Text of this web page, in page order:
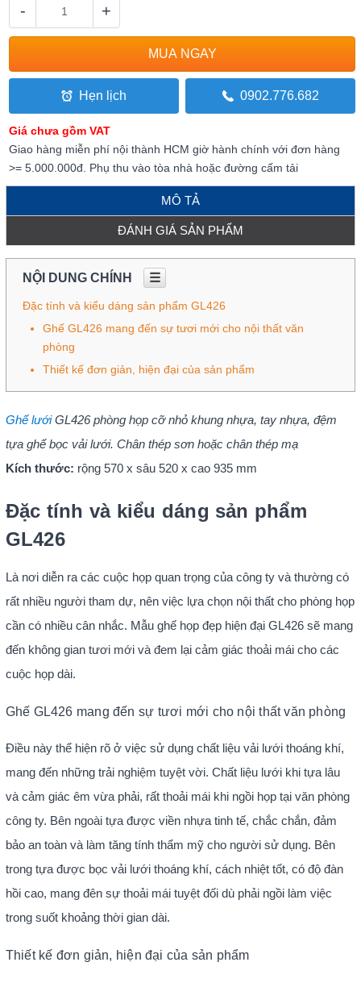
- +
Hẹn lịch 0902.776.682
Giá chưa gồm VAT
Giao hàng miễn phí nội thành HCM giờ hành chính với đơn hàng
>= 5.000.000đ. Phụ thu vào tòa nhà hoặc đường cấm tải
MÔ TẢ
ĐÁNH GIÁ SẢN PHẨM
NỘI DUNG CHÍNH ☰
Đặc tính và kiểu dáng sản phẩm GL426
Ghế GL426 mang đến sự tươi mới cho nội thất văn
phòng
Thiết kế đơn giản, hiện đại của sản phẩm
Ghế lướiGL426 phòng họp cỡ nhỏ khung nhựa, tay nhựa, đệm
tựa ghế bọc vải lưới. Chân thép sơn hoặc chân thép mạ
Kích thước: rộng 570 x sâu 520 x cao 935 mm
Đặc tính và kiểu dáng sản phẩm
GL426
Là nơi diễn ra các cuộc họp quan trọng của công ty và thường có
rất nhiều người tham dự, nên việc lựa chọn nội thất cho phòng họp
cần có nhiều cân nhắc. Mẫu ghế họp đẹp hiện đại GL426 sẽ mang
đến không gian tươi mới và đem lại cảm giác thoải mái cho các
cuộc họp dài.
Ghế GL426 mang đến sự tươi mới cho nội thất văn phòng
Điều này thể hiện rõ ở việc sử dụng chất liệu vải lưới thoáng khí,
mang đến những trải nghiệm tuyệt vời. Chất liệu lưới khi tựa lâu
và cảm giác êm vừa phải, rất thoải mái khi ngồi họp tại văn phòng
công ty. Bên ngoài tựa được viền nhựa tinh tế, chắc chắn, đảm
bảo an toàn và làm tăng tính thẩm mỹ cho người sử dụng. Bên
trong tựa được bọc vải lưới thoáng khí, cách nhiệt tốt, có độ đàn
hồi cao, mang đên sự thoải mái tuyệt đối dù phải ngồi làm việc
trong suốt khoảng thời gian dài.
Thiết kế đơn giản, hiện đại của sản phẩm